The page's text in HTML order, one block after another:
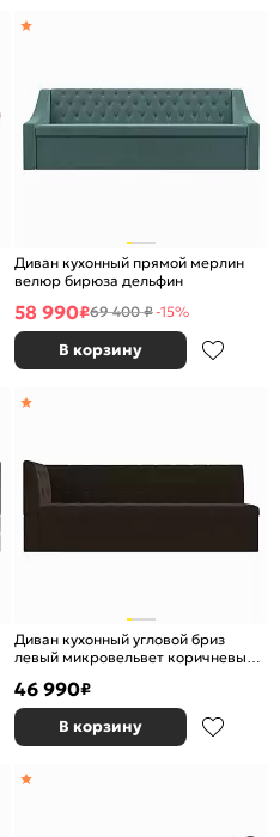
Диван кухонный прямой мерлин
велюр бирюза дельфин
58 990₽69 400 ₽-15%
В корзину
Диван кухонный угловой бриз
левый микровельвет коричневый
46 990₽
В корзину